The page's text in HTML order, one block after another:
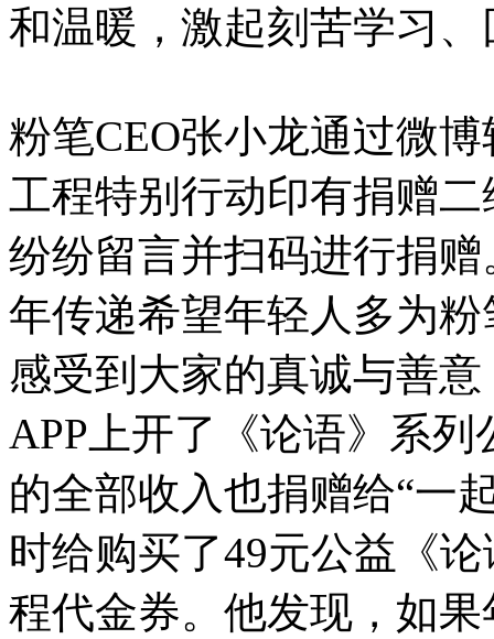
和温暖，激起刻苦学习
粉笔CEO张小龙通过微
工程特别行动印有捐赠
纷纷留言并扫码进行捐
年传递希望年轻人多为
感受到大家的真诚与善
APP上开了《论语》系
的全部收入也捐赠给“一
时给购买了49元公益《
程代金券。他发现，如